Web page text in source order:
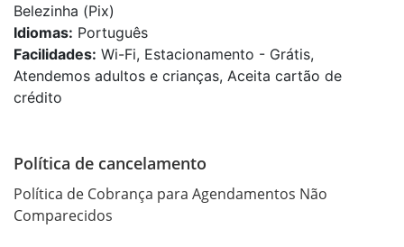
Belezinha (Pix)
Idiomas: Português
Facilidades: Wi-Fi, Estacionamento - Grátis,
Atendemos adultos e crianças, Aceita cartão de
crédito
Política de cancelamento
Política de Cobrança para Agendamentos Não
Comparecidos